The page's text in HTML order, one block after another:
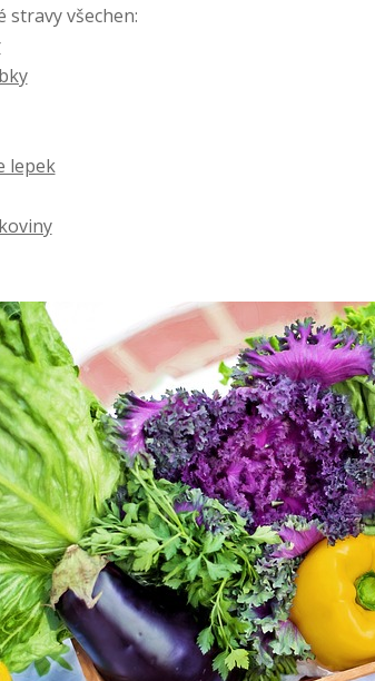
stravy všechen:
lepek